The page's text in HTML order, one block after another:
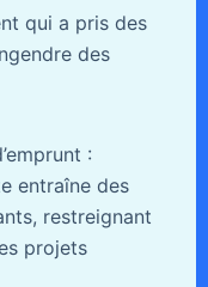
qui a pris des
des
:
entraîne des
restreignant
projets